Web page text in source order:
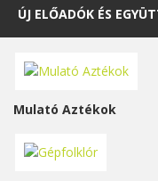
ÚJ ELŐADÓK ÉS
Mulató Aztékok